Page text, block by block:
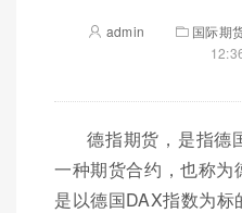
admin 国际期
德指期货，是指德
一种期货合约，也称
是以德国DAX指数为